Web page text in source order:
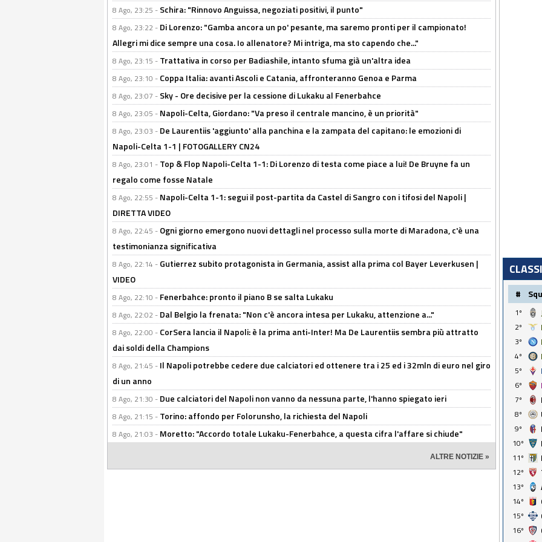
8 Ago, 23:25 - Schira: "Rinnovo Anguissa, negoziati positivi, il punto"
8 Ago, 23:22 - Di Lorenzo: "Gamba ancora un po' pesante, ma saremo pronti per il campionato!
Allegri mi dice sempre una cosa. Io allenatore? Mi intriga, ma sto capendo che..."
8 Ago, 23:15 - Trattativa in corso per Badiashile, intanto sfuma già un'altra idea
8 Ago, 23:10 - Coppa Italia: avanti Ascoli e Catania, affronteranno Genoa e Parma
8 Ago, 23:07 - Sky - Ore decisive per la cessione di Lukaku al Fenerbahce
8 Ago, 23:05 - Napoli-Celta, Giordano: "Va preso il centrale mancino, è un priorità"
8 Ago, 23:03 - De Laurentiis 'aggiunto' alla panchina e la zampata del capitano: le emozioni di
Napoli-Celta 1-1 | FOTOGALLERY CN24
8 Ago, 23:01 - Top & Flop Napoli-Celta 1-1: Di Lorenzo di testa come piace a lui! De Bruyne fa un
regalo come fosse Natale
8 Ago, 22:55 - Napoli-Celta 1-1: segui il post-partita da Castel di Sangro con i tifosi del Napoli |
DIRETTA VIDEO
8 Ago, 22:45 - Ogni giorno emergono nuovi dettagli nel processo sulla morte di Maradona, c'è una
testimonianza significativa
8 Ago, 22:14 - Gutierrez subito protagonista in Germania, assist alla prima col Bayer Leverkusen |
VIDEO
8 Ago, 22:10 - Fenerbahce: pronto il piano B se salta Lukaku
8 Ago, 22:02 - Dal Belgio la frenata: "Non c'è ancora intesa per Lukaku, attenzione a..."
8 Ago, 22:00 - CorSera lancia il Napoli: è la prima anti-Inter! Ma De Laurentiis sembra più attratto
dai soldi della Champions
8 Ago, 21:45 - Il Napoli potrebbe cedere due calciatori ed ottenere tra i 25 ed i 32mln di euro nel giro
di un anno
8 Ago, 21:30 - Due calciatori del Napoli non vanno da nessuna parte, l'hanno spiegato ieri
8 Ago, 21:15 - Torino: affondo per Folorunsho, la richiesta del Napoli
8 Ago, 21:03 - Moretto: "Accordo totale Lukaku-Fenerbahce, a questa cifra l'affare si chiude"
ALTRE NOTIZIE »
#
1º
2º
3º
4º
5º
6º
7º
8º
9º
10º
11º
12º
13º
14º
15º
16º